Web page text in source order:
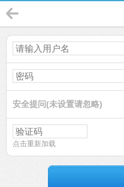
安全提问(未设置请忽略)
点击重新加载